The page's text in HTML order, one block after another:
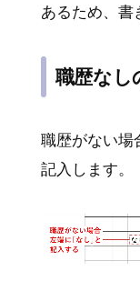
あるため、書
職歴なし
職歴がない場
記入します。